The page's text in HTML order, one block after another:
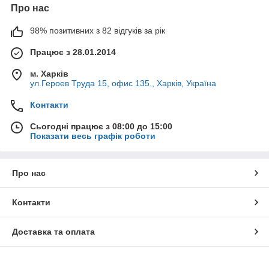
Про нас
98% позитивних з 82 відгуків за рік
Працює з 28.01.2014
м. Харків
ул.Героев Труда 15, офис 135., Харків, Україна
Контакти
Сьогодні працює з 08:00 до 15:00
Показати весь графік роботи
Про нас
Контакти
Доставка та оплата